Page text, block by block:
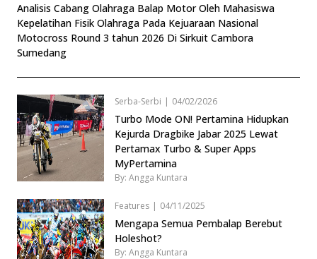
Analisis Cabang Olahraga Balap Motor Oleh Mahasiswa
Kepelatihan Fisik Olahraga Pada Kejuaraan Nasional
Motocross Round 3 tahun 2026 Di Sirkuit Cambora
Sumedang
Serba-Serbi | 04/02/2026
Turbo Mode ON! Pertamina Hidupkan
Kejurda Dragbike Jabar 2025 Lewat
Pertamax Turbo & Super Apps
MyPertamina
By: Angga Kuntara
Features | 04/11/2025
Mengapa Semua Pembalap Berebut
Holeshot?
By: Angga Kuntara